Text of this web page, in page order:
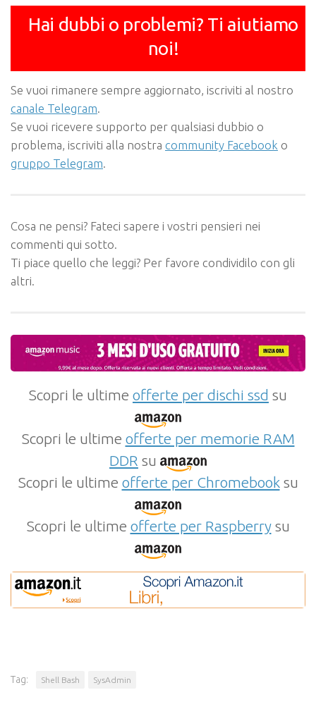
Hai dubbi o problemi? Ti aiutiamo
noi!
Se vuoi rimanere sempre aggiornato, iscriviti al nostro
canale Telegram.
Se vuoi ricevere supporto per qualsiasi dubbio o
problema, iscriviti alla nostra community Facebook o
gruppo Telegram.
Cosa ne pensi? Fateci sapere i vostri pensieri nei
commenti qui sotto.
Ti piace quello che leggi? Per favore condividilo con gli
altri.
Scopri le ultime offerte per dischi ssd su
Scopri le ultime offerte per memorie RAM
DDR su
Scopri le ultime offerte per Chromebooksu
Scopri le ultime offerte per Raspberrysu
Tag: Shell Bash SysAdmin